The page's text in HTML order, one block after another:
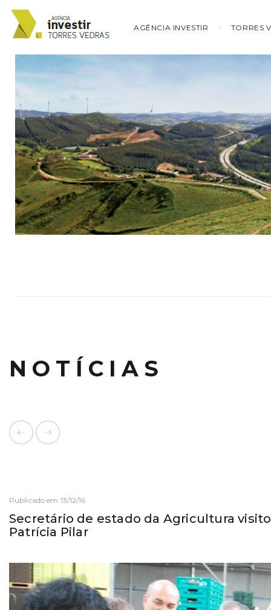
AGÊNCIA INVESTIR TORRES
NOTÍCIAS
Publicado em 13/12/16
Secretário de estado da Agricultura
Patrícia Pilar